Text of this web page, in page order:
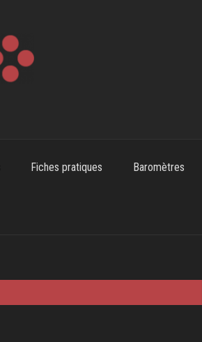
Fiches pratiques Baromètres